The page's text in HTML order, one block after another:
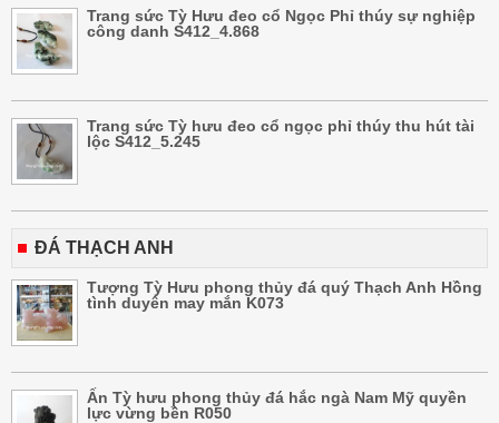
Trang sức Tỳ Hưu đeo cổ Ngọc Phỉ thúy sự nghiệp
công danh S412_4.868
Trang sức Tỳ hưu đeo cổ ngọc phỉ thúy thu hút tài
lộc S412_5.245
ĐÁ THẠCH ANH
Tượng Tỳ Hưu phong thủy đá quý Thạch Anh Hồng
tình duyên may mắn K073
Ấn Tỳ hưu phong thủy đá hắc ngà Nam Mỹ quyền
lực vừng bền R050